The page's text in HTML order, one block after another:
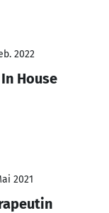
2022
House
2021